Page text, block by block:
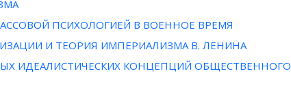
ПСИХОЛОГИЕЙ В ВОЕННОЕ ВРЕМЯ
И ТЕОРИЯ ИМПЕРИАЛИЗМА В. ЛЕНИНА
ИДЕАЛИСТИЧЕСКИХ КОНЦЕПЦИЙ ОБЩЕСТВЕННОГО